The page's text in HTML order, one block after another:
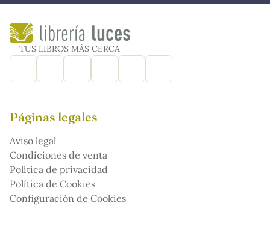
TUS LIBROS MÁS CERCA
Páginas legales
Aviso legal
Condiciones de venta
Política de privacidad
Política de Cookies
Configuración de Cookies